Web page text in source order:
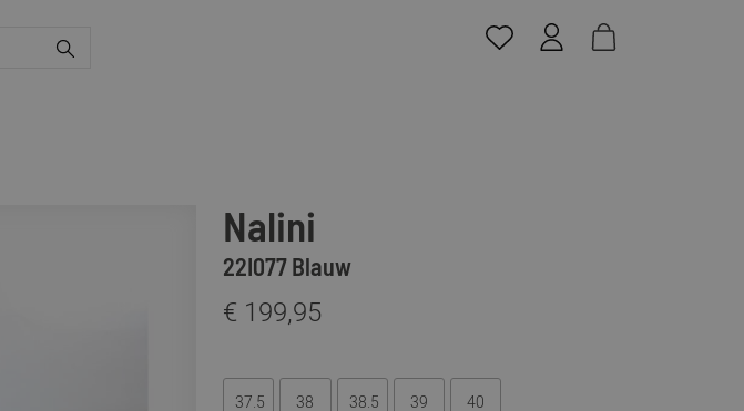
Nalini
22I077 Blauw
€ 199,95
37.5 38 38.5 39 40